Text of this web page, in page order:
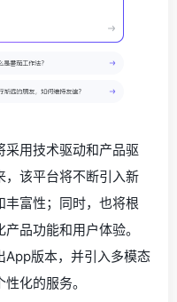
采用技术驱动和产品驱
，该平台将不断引入新
丰富性；同时，也将根
品功能和用户体验。
App版本，并引入多模态
化的服务。